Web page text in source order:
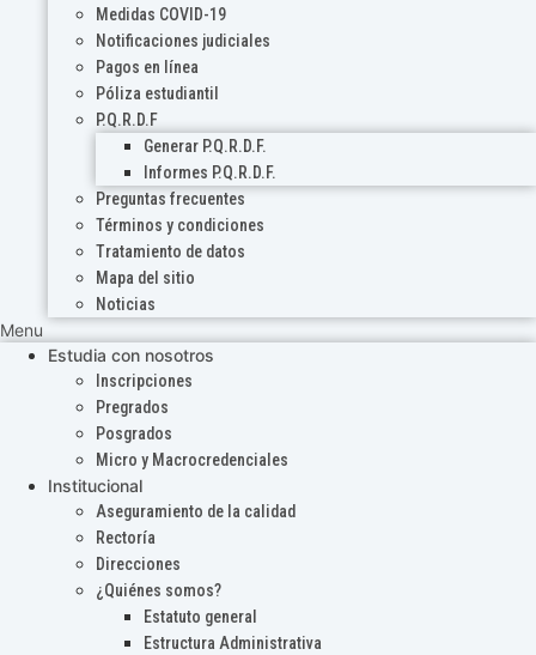
Medidas COVID-19
Notificaciones judiciales
Pagos en línea
Póliza estudiantil
P.Q.R.D.F
Generar P.Q.R.D.F.
Informes P.Q.R.D.F.
Preguntas frecuentes
Términos y condiciones
Tratamiento de datos
Mapa del sitio
Noticias
Menu
Estudia con nosotros
Inscripciones
Pregrados
Posgrados
Micro y Macrocredenciales
Institucional
Aseguramiento de la calidad
Rectoría
Direcciones
¿Quiénes somos?
Estatuto general
Estructura Administrativa